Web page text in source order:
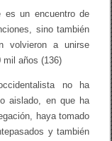
es un encuentro de
sino también
volvieron a unirse
mil años (136)
no ha
aislado, en que ha
haya tomado
y también